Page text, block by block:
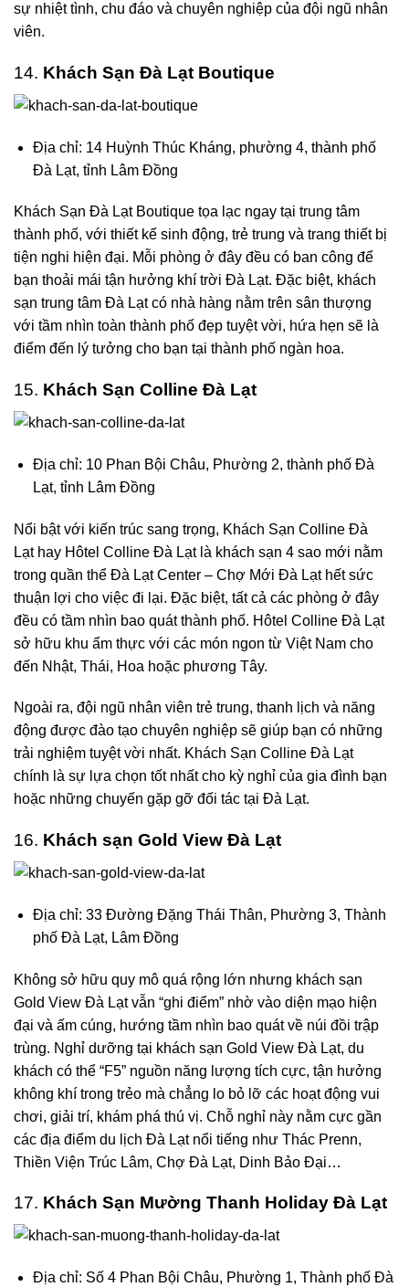
sự nhiệt tình, chu đáo và chuyên nghiệp của đội ngũ nhân
viên.
14. Khách Sạn Đà Lạt Boutique
Địa chỉ: 14 Huỳnh Thúc Kháng, phường 4, thành phố
Đà Lạt, tỉnh Lâm Đồng
Khách Sạn Đà Lạt Boutique tọa lạc ngay tại trung tâm
thành phố, với thiết kế sinh động, trẻ trung và trang thiết bị
tiện nghi hiện đại. Mỗi phòng ở đây đều có ban công để
bạn thoải mái tận hưởng khí trời Đà Lạt. Đặc biệt, khách
sạn trung tâm Đà Lạt có nhà hàng nằm trên sân thượng
với tầm nhìn toàn thành phố đẹp tuyệt vời, hứa hẹn sẽ là
điểm đến lý tưởng cho bạn tại thành phố ngàn hoa.
15. Khách Sạn Colline Đà Lạt
Địa chỉ: 10 Phan Bội Châu, Phường 2, thành phố Đà
Lạt, tỉnh Lâm Đồng
Nổi bật với kiến trúc sang trọng, Khách Sạn Colline Đà
Lạthay Hôtel Colline Đà Lạt là khách sạn 4 sao mới nằm
trong quần thể Đà Lạt Center – Chợ Mới Đà Lạt hết sức
thuận lợi cho việc đi lại. Đặc biệt, tất cả các phòng ở đây
đều có tầm nhìn bao quát thành phố. Hôtel Colline Đà Lạt
sở hữu khu ẩm thực với các món ngon từ Việt Nam cho
đến Nhật, Thái, Hoa hoặc phương Tây.
Ngoài ra, đội ngũ nhân viên trẻ trung, thanh lịch và năng
động được đào tạo chuyên nghiệp sẽ giúp bạn có những
trải nghiệm tuyệt vời nhất. Khách Sạn Colline Đà Lạt
chính là sự lựa chọn tốt nhất cho kỳ nghỉ của gia đình bạn
hoặc những chuyến gặp gỡ đối tác tại Đà Lạt.
16. Khách sạn Gold View Đà Lạt
Địa chỉ: 33 Đường Đặng Thái Thân, Phường 3, Thành
phố Đà Lạt, Lâm Đồng
Không sở hữu quy mô quá rộng lớn nhưng khách sạn
Gold View Đà Lạtvẫn “ghi điểm” nhờ vào diện mạo hiện
đại và ấm cúng, hướng tầm nhìn bao quát về núi đồi trập
trùng. Nghỉ dưỡng tại khách sạn Gold View Đà Lạt, du
khách có thể “F5” nguồn năng lượng tích cực, tận hưởng
không khí trong trẻo mà chẳng lo bỏ lỡ các hoạt động vui
chơi, giải trí, khám phá thú vị. Chỗ nghỉ này nằm cực gần
các địa điểm du lịch Đà Lạt nổi tiếng như Thác Prenn,
Thiền Viện Trúc Lâm, Chợ Đà Lạt, Dinh Bảo Đại…
17. Khách Sạn Mường Thanh Holiday Đà Lạt
Địa chỉ: Số 4 Phan Bội Châu, Phường 1, Thành phố Đà